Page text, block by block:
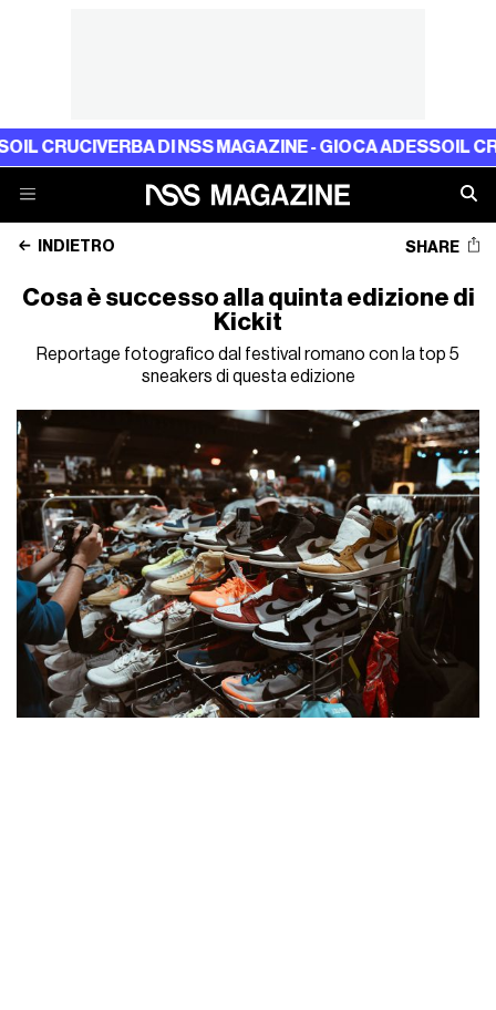
DI NSS MAGAZINE - GIOCA ADESSOIL
INDIETRO SHARE
Cosa è successo alla quinta edizione di
Kickit
Reportage fotografico dal festival romano con la top 5
sneakers di questa edizione